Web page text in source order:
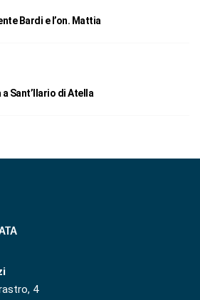
Bardi e l’on. Mattia
Sant’Ilario di Atella
4